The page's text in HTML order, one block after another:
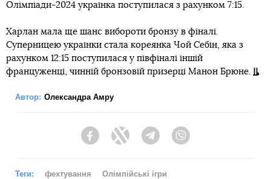
Олімпіади-2024 українка поступилася з рахунком 7:15.
Харлан мала ще шанс вибороти бронзу в фіналі.
Суперницею українки стала кореянка Чой Себін, яка з
рахунком 12:15 поступилася у півфіналі іншій
француженці, чинній бронзовій призерці Манон Брюне.
Автор: Олександра Амру
FacebookTwitter Telegram
Теги: фехтування Олімпійські ігри